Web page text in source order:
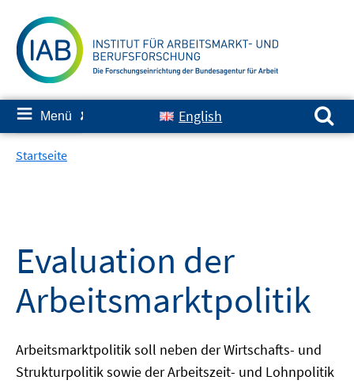
zum
Inhalt
≡ Menü ✘ English
Suchen nach:
Startseite
Evaluation der
Arbeitsmarktpolitik
Arbeitsmarktpolitik soll neben der Wirtschafts- und
Strukturpolitik sowie der Arbeitszeit- und Lohnpolitik